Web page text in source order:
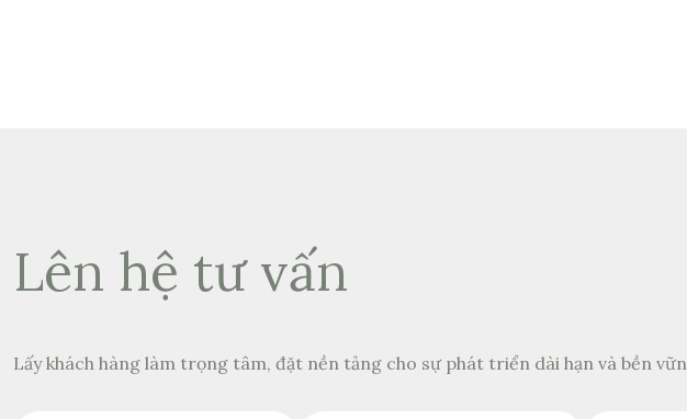
Lên hệ tư vấn
Lấy khách hàng làm trọng tâm, đặt nền tảng cho sự phát triển dài hạn và bền